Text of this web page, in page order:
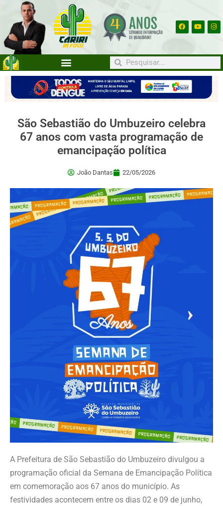
São Sebastião do Umbuzeiro celebra
67 anos com vasta programação de
emancipação política
João Dantas 22/05/2026
A Prefeitura de São Sebastião do Umbuzeiro divulgou a
programação oficial da Semana de Emancipação Política
em comemoração aos 67 anos do município. As
festividades acontecem entre os dias 02 e 09 de junho,